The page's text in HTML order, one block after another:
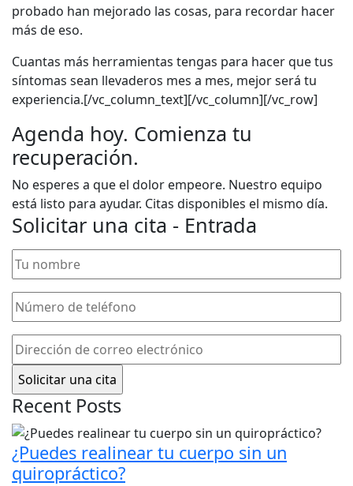
probado han mejorado las cosas, para recordar hacer
más de eso.
Cuantas más herramientas tengas para hacer que tus
síntomas sean llevaderos mes a mes, mejor será tu
experiencia.[/vc_column_text][/vc_column][/vc_row]
Agenda hoy. Comienza tu
recuperación.
No esperes a que el dolor empeore. Nuestro equipo
está listo para ayudar. Citas disponibles el mismo día.
Solicitar una cita - Entrada
Tu
nombre(Obligatorio)
Número
de
teléfono(Obligatorio)
Dirección
de
correo
electrónico(Obligatorio)
Recent Posts
¿Puedes realinear tu cuerpo sin un
quiropráctico?